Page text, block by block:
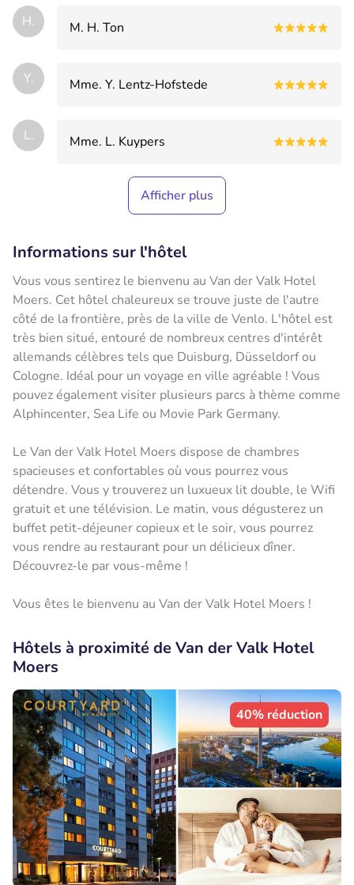
H. M. H. Ton
Y. Mme. Y. Lentz-Hofstede
L. Mme. L. Kuypers
Afficher plus
Informations sur l'hôtel
Vous vous sentirez le bienvenu au Van der Valk Hotel
Moers. Cet hôtel chaleureux se trouve juste de l'autre
côté de la frontière, près de la ville de Venlo. L'hôtel est
très bien situé, entouré de nombreux centres d'intérêt
allemands célèbres tels que Duisburg, Düsseldorf ou
Cologne. Idéal pour un voyage en ville agréable ! Vous
pouvez également visiter plusieurs parcs à thème comme
Alphincenter, Sea Life ou Movie Park Germany.
Le Van der Valk Hotel Moers dispose de chambres
spacieuses et confortables où vous pourrez vous
détendre. Vous y trouverez un luxueux lit double, le Wifi
gratuit et une télévision. Le matin, vous dégusterez un
buffet petit-déjeuner copieux et le soir, vous pourrez
vous rendre au restaurant pour un délicieux dîner.
Découvrez-le par vous-même !
Vous êtes le bienvenu au Van der Valk Hotel Moers !
Hôtels à proximité de Van der Valk Hotel
Moers
40% réduction